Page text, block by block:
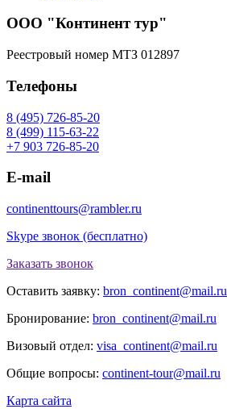
ООО "Континент тур"
Реестровый номер МТЗ 012897
Телефоны
8 (495) 726-85-20
8 (499) 115-63-22
+7 903 726-85-20
E-mail
continenttours@rambler.ru
Skype звонок (бесплатно)
Заказать звонок
Оставить заявку: bron_continent@mail.ru
Бронирование: bron_continent@mail.ru
Визовый отдел: visa_continent@mail.ru
Общие вопросы: continent-tour@mail.ru
Карта сайта